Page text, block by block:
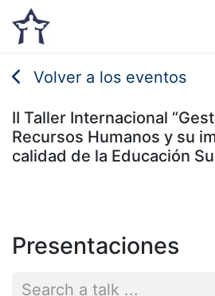
Volver a los eventos
II Taller Internacional
Recursos Humanos y su
calidad de la Educación
Presentaciones